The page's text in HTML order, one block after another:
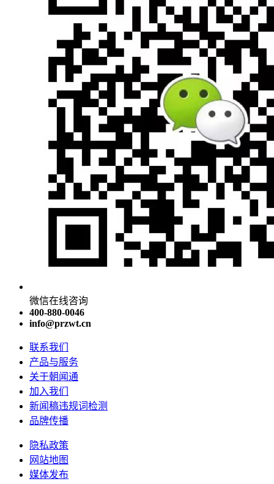
微信在线咨询
400-880-0046
info@przwt.cn
联系我们
产品与服务
关于朝闻通
加入我们
新闻稿违规词检测
品牌传播
隐私政策
网站地图
媒体发布